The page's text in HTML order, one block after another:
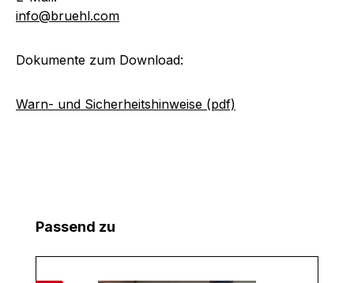
info@bruehl.com
Dokumente zum Download:
Warn- und Sicherheitshinweise (pdf)
Produktgalerie überspringen
Passend zu